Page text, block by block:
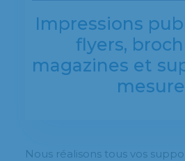
Impressions
flyers,
magazines et
mesure
Nous réalisons tous vos